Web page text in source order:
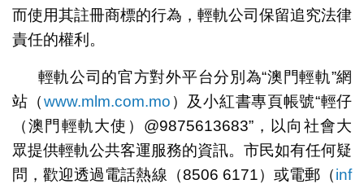
而使用其註冊商標的行為，輕軌公司保留追究法律
責任的權利。
輕軌公司的官方對外平台分別為“澳門輕軌”網
站（www.mlm.com.mo ）及小紅書專頁帳號“輕仔
（澳門輕軌大使）@9875613683”，以向社會大
眾提供輕軌公共客運服務的資訊。市民如有任何疑
問，歡迎透過電話熱線（8506 6171）或電郵（inf